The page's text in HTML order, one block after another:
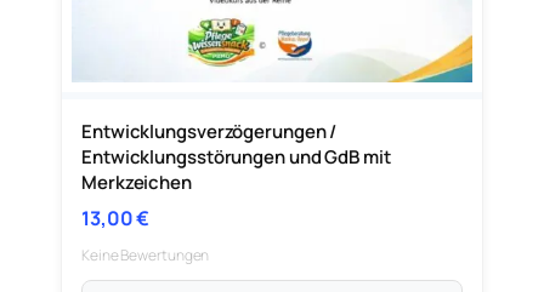
Entwicklungsverzögerungen /
Entwicklungsstörungen und GdB mit
Merkzeichen
13,00€
Keine Bewertungen